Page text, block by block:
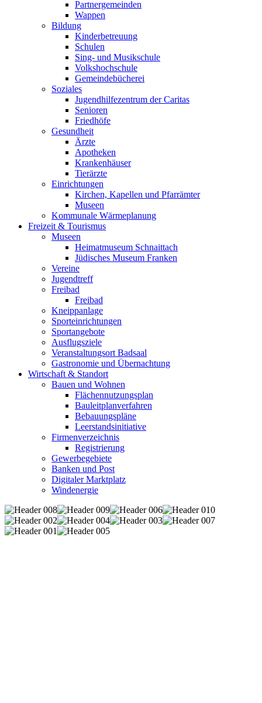
Partnergemeinden
Wappen
Bildung
Kinderbetreuung
Schulen
Sing- und Musikschule
Volkshochschule
Gemeindebücherei
Soziales
Jugendhilfezentrum der Caritas
Senioren
Friedhöfe
Gesundheit
Ärzte
Apotheken
Krankenhäuser
Tierärzte
Einrichtungen
Kirchen, Kapellen und Pfarrämter
Museen
Kommunale Wärmeplanung
Freizeit & Tourismus
Museen
Heimatmuseum Schnaittach
Jüdisches Museum Franken
Vereine
Jugendtreff
Freibad
Freibad
Kneippanlage
Sporteinrichtungen
Sportangebote
Ausflugsziele
Veranstaltungsort Badsaal
Gastronomie und Übernachtung
Wirtschaft & Standort
Bauen und Wohnen
Flächennutzungsplan
Bauleitplanverfahren
Bebauungspläne
Leerstandsinitiative
Firmenverzeichnis
Registrierung
Gewerbegebiete
Banken und Post
Digitaler Marktplatz
Windenergie